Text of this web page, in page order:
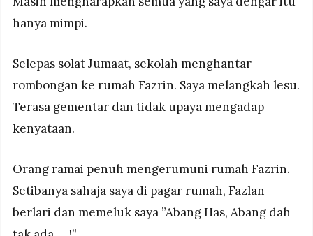
hanya mimpi.
Selepas solat Jumaat, sekolah menghantar
rombongan ke rumah Fazrin. Saya melangkah lesu.
Terasa gementar dan tidak upaya mengadap
kenyataan.
Orang ramai penuh mengerumuni rumah Fazrin.
Setibanya sahaja saya di pagar rumah, Fazlan
berlari dan memeluk saya ”Abang Has, Abang dah